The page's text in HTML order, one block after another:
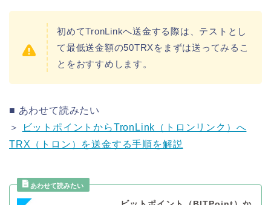
初めてTronLinkへ送金する際は、テストとし
て最低送金額の50TRXをまずは送ってみるこ
とをおすすめします。
■ あわせて読みたい
＞
ビットポイントからTronLink（トロンリンク）へ
TRX（トロン）を送金する手順を解説